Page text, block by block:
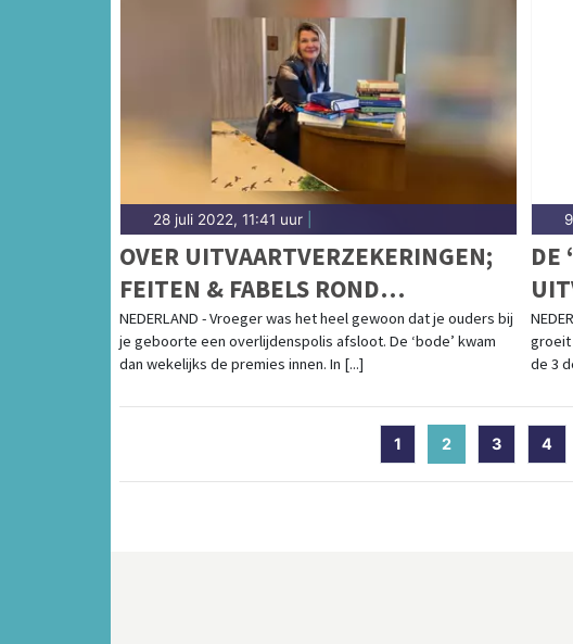
28 juli 2022, 11:41 uur
OVER UITVAARTVERZEKERINGEN;
FEITEN & FABELS ROND
KEUZEVRIJHEID
NEDERLAND - Vroeger was het heel gewoon dat je ouders bij
je geboorte een overlijdenspolis afsloot. De ‘bode’ kwam
dan wekelijks de premies innen. In [...]
DE
groeit
de 3
1 2 (current)
3 4